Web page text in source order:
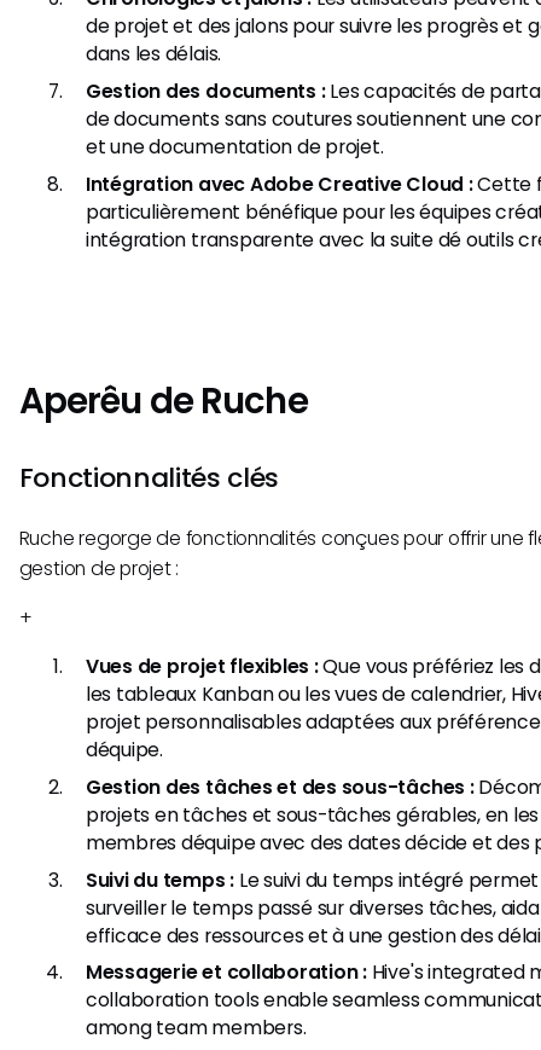
de projet et des jalons pour suivre les progrès et
dans les délais.
Gestion des documents :Les capacités de
de documents sans coutures soutiennent une
et une documentation de projet.
Intégration avec Adobe Creative Cloud :Cette
particulièrement bénéfique pour les équipes
intégration transparente avec la suite dé outils
Aperêu de Ruche
Fonctionnalités clés
Ruche regorge de fonctionnalités conçues pour offrir une
gestion de projet :
+
Vues de projet flexibles :Que vous préfériez les
les tableaux Kanban ou les vues de calendrier,
projet personnalisables adaptées aux
déquipe.
Gestion des tâches et des sous-tâches :
projets en tâches et sous-tâches gérables, en
membres déquipe avec des dates décide et des
Suivi du temps : Le suivi du temps intégré
surveiller le temps passé sur diverses tâches,
efficace des ressources et à une gestion des
Messagerie et collaboration :Hive's integrated
collaboration tools enable seamless
among team members.